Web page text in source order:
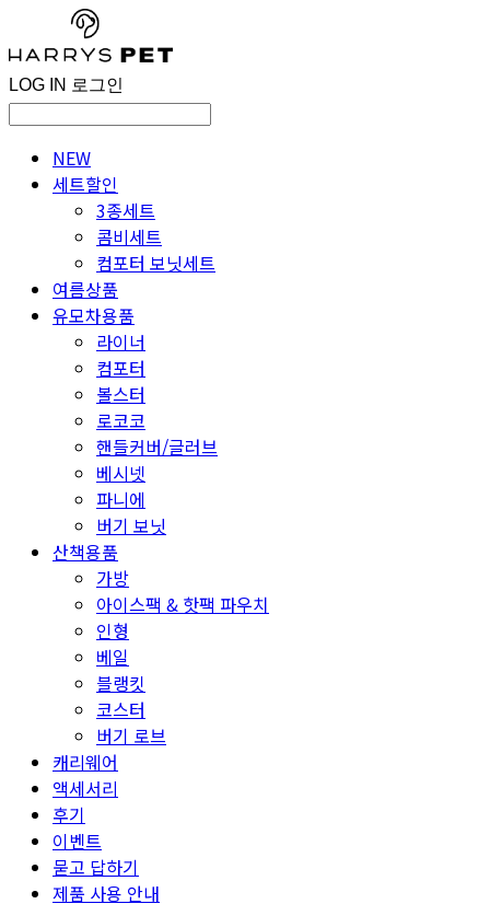
LOG IN 로그인
NEW
세트할인
3종세트
콤비세트
컴포터 보닛세트
여름상품
유모차용품
라이너
컴포터
볼스터
로코코
핸들커버/글러브
베시넷
파니에
버기 보닛
산책용품
가방
아이스팩 & 핫팩 파우치
인형
베일
블랭킷
코스터
버기 로브
캐리웨어
액세서리
후기
이벤트
묻고 답하기
제품 사용 안내